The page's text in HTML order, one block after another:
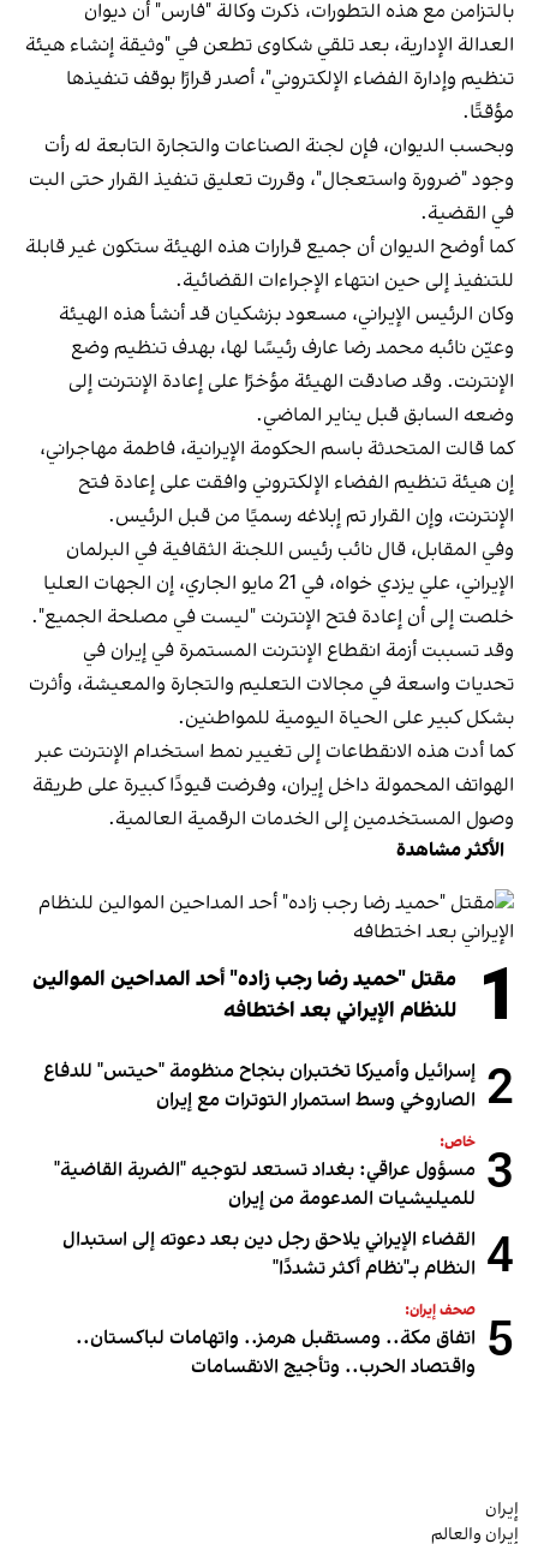
بالتزامن مع هذه التطورات، ذكرت وكالة "فارس" أن ديوان
العدالة الإدارية، بعد تلقي شكاوى تطعن في "وثيقة إنشاء هيئة
تنظيم وإدارة الفضاء الإلكتروني"، أصدر قرارًا بوقف تنفيذها
مؤقتًا.
وبحسب الديوان، فإن لجنة الصناعات والتجارة التابعة له رأت
وجود "ضرورة واستعجال"، وقررت تعليق تنفيذ القرار حتى البت
في القضية.
كما أوضح الديوان أن جميع قرارات هذه الهيئة ستكون غير قابلة
للتنفيذ إلى حين انتهاء الإجراءات القضائية.
وكان الرئيس الإيراني، مسعود بزشكيان قد أنشأ هذه الهيئة
وعيّن نائبه محمد رضا عارف رئيسًا لها، بهدف تنظيم وضع
الإنترنت. وقد صادقت الهيئة مؤخرًا على إعادة الإنترنت إلى
وضعه السابق قبل يناير الماضي.
كما قالت المتحدثة باسم الحكومة الإيرانية، فاطمة مهاجراني،
إن هيئة تنظيم الفضاء الإلكتروني وافقت على إعادة فتح
الإنترنت، وإن القرار تم إبلاغه رسميًا من قبل الرئيس.
وفي المقابل، قال نائب رئيس اللجنة الثقافية في البرلمان
الإيراني، علي يزدي‌ خواه، في 21 مايو الجاري، إن الجهات العليا
خلصت إلى أن إعادة فتح الإنترنت "ليست في مصلحة الجميع".
وقد تسببت أزمة انقطاع الإنترنت المستمرة في إيران في
تحديات واسعة في مجالات التعليم والتجارة والمعيشة، وأثرت
بشكل كبير على الحياة اليومية للمواطنين.
كما أدت هذه الانقطاعات إلى تغيير نمط استخدام الإنترنت عبر
الهواتف المحمولة داخل إيران، وفرضت قيودًا كبيرة على طريقة
وصول المستخدمين إلى الخدمات الرقمية العالمية.
الأكثر مشاهدة
1
مقتل "حميد رضا رجب زاده" أحد المداحين الموالين
للنظام الإيراني بعد اختطافه
2 إسرائيل وأميركا تختبران بنجاح منظومة "حيتس" للدفاع
الصاروخي وسط استمرار التوترات مع إيران
3 خاص:
مسؤول عراقي: بغداد تستعد لتوجيه "الضربة القاضية"
للميليشيات المدعومة من إيران
4 القضاء الإيراني يلاحق رجل دين بعد دعوته إلى استبدال
النظام بـ"نظام أكثر تشددًا"
5 صحف إيران:
اتفاق مكة.. ومستقبل هرمز.. واتهامات لباكستان..
واقتصاد الحرب.. وتأجيج الانقسامات
إيران
إيران والعالم